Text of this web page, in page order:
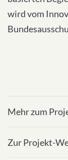
wird vom
Mehr zum
Zur Projekt-